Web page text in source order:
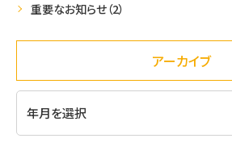
重要なお知らせ（2）
アーカイブ